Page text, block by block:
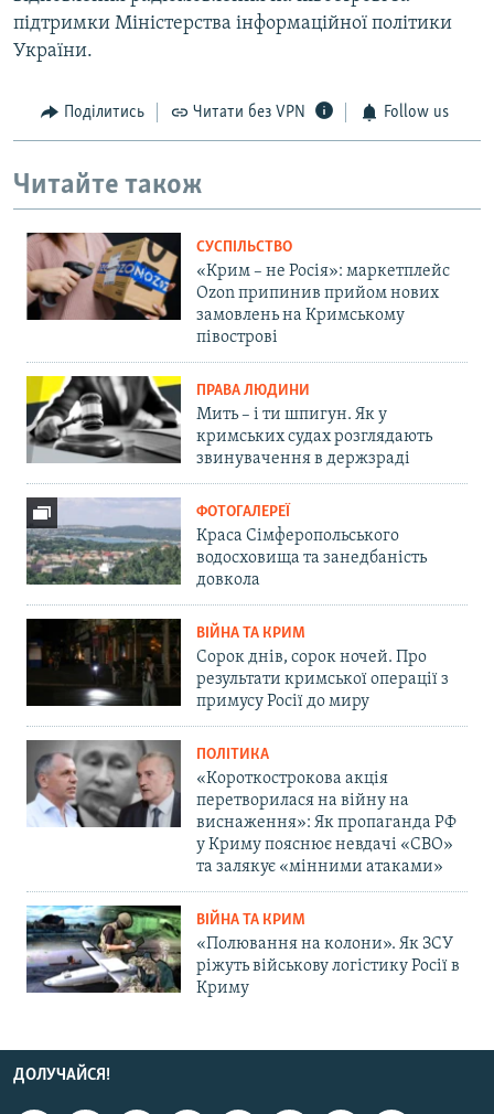
підтримки Міністерства інформаційної політики
України.
Поділитись Читати без VPN Follow us
Читайте також
СУСПІЛЬСТВО
«Крим – не Росія»: маркетплейс
Ozon припинив прийом нових
замовлень на Кримському
півострові
ПРАВА ЛЮДИНИ
Мить – і ти шпигун. Як у
кримських судах розглядають
звинувачення в держзраді
ФОТОГАЛЕРЕЇ
Краса Сімферопольського
водосховища та занедбаність
довкола
ВІЙНА ТА КРИМ
Сорок днів, сорок ночей. Про
результати кримської операції з
примусу Росії до миру
ПОЛІТИКА
«Короткострокова акція
перетворилася на війну на
виснаження»: Як пропаганда РФ
у Криму пояснює невдачі «СВО»
та залякує «мінними атаками»
ВІЙНА ТА КРИМ
«Полювання на колони». Як ЗСУ
ріжуть військову логістику Росії в
Криму
ДОЛУЧАЙСЯ!